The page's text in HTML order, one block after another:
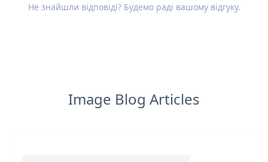
Не знайшли відповіді? Будемо раді вашому відгуку.
Image Blog Articles